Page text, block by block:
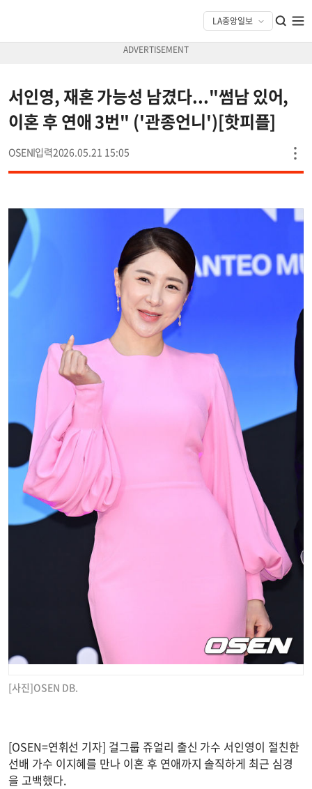
서인영, 재혼 가능성 남겼다..."썸남 있어,
이혼 후 연애 3번" ('관종언니')[핫피플]
OSEN 2026.05.21 15:05
[사진]OSEN DB.
[OSEN=연휘선 기자] 걸그룹 쥬얼리 출신 가수 서인영이 절친한
선배 가수 이지혜를 만나 이혼 후 연애까지 솔직하게 최근 심경
을 고백했다.